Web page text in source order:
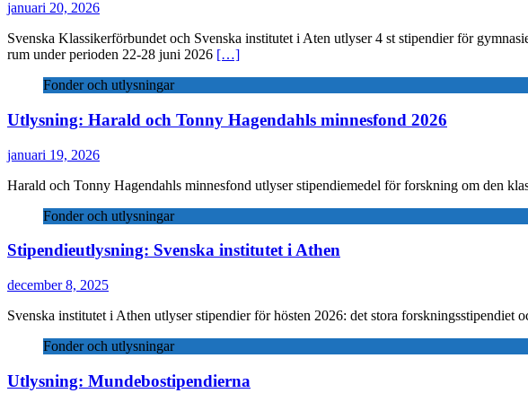
januari 20, 2026
Svenska Klassikerförbundet och Svenska institutet i Aten utlyser 4 st stipendier för
rum under perioden 22-28 juni 2026 […]
Fonder och utlysningar
Utlysning: Harald och Tonny Hagendahls minnesfond 2026
januari 19, 2026
Harald och Tonny Hagendahls minnesfond utlyser stipendiemedel för forskning om den
Fonder och utlysningar
Stipendieutlysning: Svenska institutet i Athen
december 8, 2025
Svenska institutet i Athen utlyser stipendier för hösten 2026: det stora
Fonder och utlysningar
Utlysning: Mundebostipendierna